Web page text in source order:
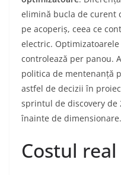
elimină bucla de curent
pe acoperiș, ceea ce
electric.
controlează per panou.
politica de mentenanță
astfel de decizii în
sprintul de discovery de
înainte de dimensionare.
Costul